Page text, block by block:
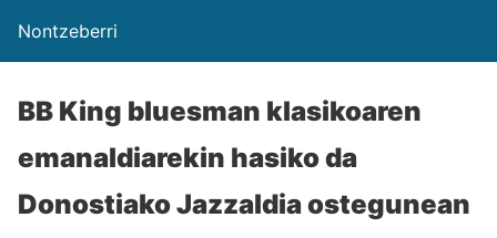
Nontzeberri
BB King bluesman klasikoaren
emanaldiarekin hasiko da
Donostiako Jazzaldia ostegunean